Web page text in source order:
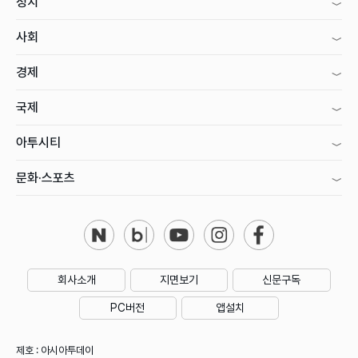
사회
경제
국제
아투시티
문화·스포츠
회사소개 지면보기 신문구독
PC버전 앱설치
제호 : 아시아투데이